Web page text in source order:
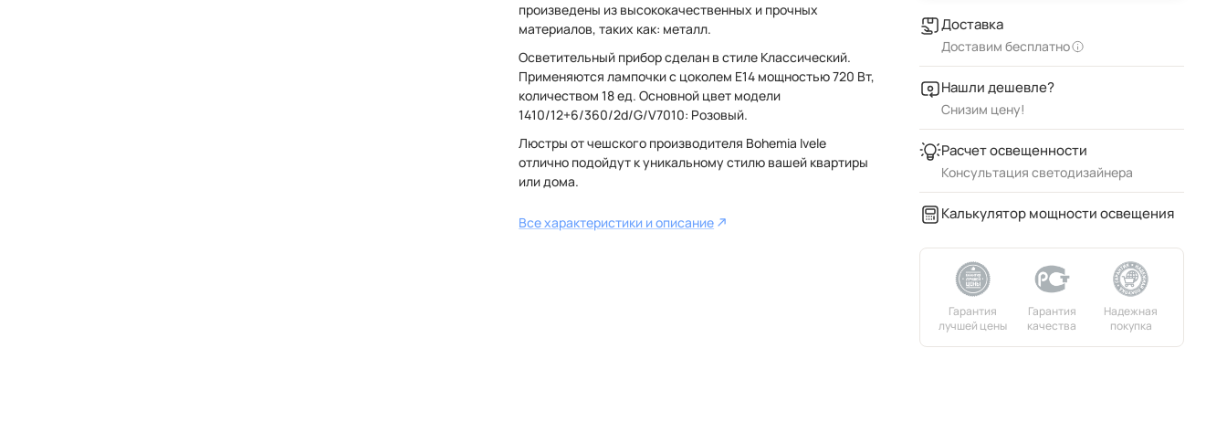
произведены из высококачественных и прочных
материалов, таких как: металл.
Осветительный прибор сделан в стиле Классический.
Применяются лампочки с цоколем E14 мощностью 720 Вт,
количеством 18 ед. Основной цвет модели
1410/12+6/360/2d/G/V7010: Розовый.
Люстры от чешского производителя Bohemia Ivele
отлично подойдут к уникальному стилю вашей квартиры
или дома.
Все характеристики и описание
Доставка
Доставим бесплатно
Нашли дешевле?
Снизим цену!
Расчет освещенности
Консультация светодизайнера
Калькулятор мощности освещения